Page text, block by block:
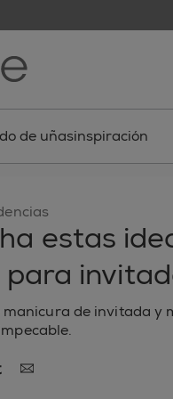
de uñasinspiración
estas
de invitada y
Facebook
por Twitter
por Pinterest
compartir por Tumblr
compartir por